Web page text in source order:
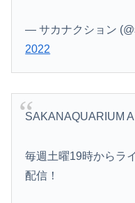
— サカナクション
2022
SAKANAQUARIUM
毎週土曜19時からラ
配信！